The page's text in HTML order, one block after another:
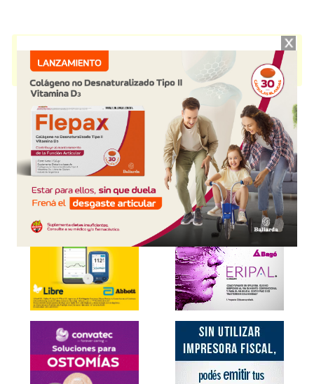
como Suplemento dietario Rominafort S.H.
y cuenta
con 1 presentación disponible.
Explorar más
Otros productos con
ginkgo biloba+ginseng+asoc.
Otros productos de
Rominafort S.H.